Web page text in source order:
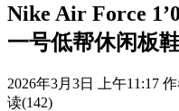
Nike Air Force
一号低帮休闲板
2026年3月3日 上午11:17
读(142)